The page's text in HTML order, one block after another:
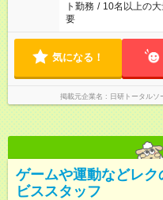
ト勤務 / 10名以上の
要
気になる！
掲載元企業名 日研トータル
ゲームや運動などレ
ビススタッフ